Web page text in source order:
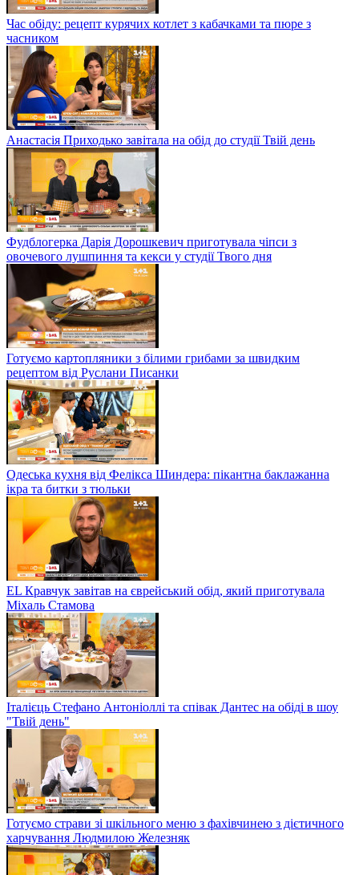
Час обіду: рецепт курячих котлет з кабачками та пюре з
часником
Анастасія Приходько завітала на обід до студії Твій день
Фудблогерка Дарія Дорошкевич приготувала чіпси з
овочевого лушпиння та кекси у студії Твого дня
Готуємо картопляники з білими грибами за швидким
рецептом від Руслани Писанки
Одеська кухня від Фелікса Шиндера: пікантна баклажанна
ікра та битки з тюльки
EL Кравчук завітав на єврейський обід, який приготувала
Міхаль Стамова
Італієць Стефано Антоніоллі та співак Дантес на обіді в шоу
"Твій день"
Готуємо страви зі шкільного меню з фахівчинею з дієтичного
харчування Людмилою Железняк